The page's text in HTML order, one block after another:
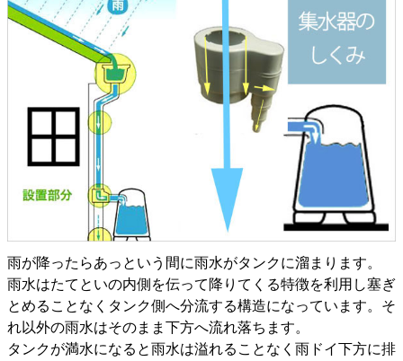
雨が降ったらあっという間に雨水がタンクに溜まります。
雨水はたてといの内側を伝って降りてくる特徴を利用し塞ぎ
とめることなくタンク側へ分流する構造になっています。そ
れ以外の雨水はそのまま下方へ流れ落ちます。
タンクが満水になると雨水は溢れることなく雨ドイ下方に排